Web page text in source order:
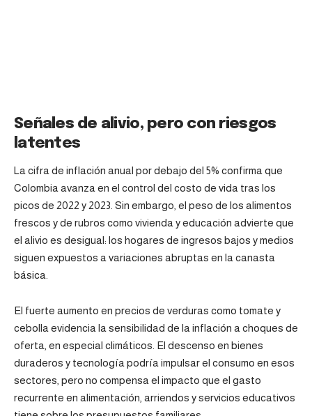
Señales de alivio, pero con riesgos
latentes
La cifra de inflación anual por debajo del 5% confirma que
Colombia avanza en el control del costo de vida tras los
picos de 2022 y 2023. Sin embargo, el peso de los alimentos
frescos y de rubros como vivienda y educación advierte que
el alivio es desigual: los hogares de ingresos bajos y medios
siguen expuestos a variaciones abruptas en la canasta
básica.
El fuerte aumento en precios de verduras como tomate y
cebolla evidencia la sensibilidad de la inflación a choques de
oferta, en especial climáticos. El descenso en bienes
duraderos y tecnología podría impulsar el consumo en esos
sectores, pero no compensa el impacto que el gasto
recurrente en alimentación, arriendos y servicios educativos